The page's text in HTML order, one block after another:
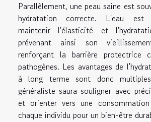
Parallèlement, une peau saine est
hydratation correcte. L'eau est
maintenir l'élasticité et
prévenant ainsi son
renforçant la barrière protectrice
pathogènes. Les avantages de
à long terme sont donc
généraliste saura souligner avec
et orienter vers une
chaque individu pour un bien-être